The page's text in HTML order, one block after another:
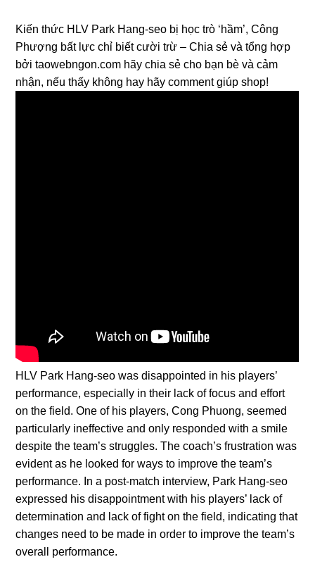
Kiến thức HLV Park Hang-seo bị học trò ‘hầm’, Công
Phượng bất lực chỉ biết cười trừ – Chia sẻ và tổng hợp
bởi taowebngon.com hãy chia sẻ cho bạn bè và cảm
nhận, nếu thấy không hay hãy comment giúp shop!
HLV Park Hang-seo was disappointed in his players’
performance, especially in their lack of focus and effort
on the field. One of his players, Cong Phuong, seemed
particularly ineffective and only responded with a smile
despite the team’s struggles. The coach’s frustration was
evident as he looked for ways to improve the team’s
performance. In a post-match interview, Park Hang-seo
expressed his disappointment with his players’ lack of
determination and lack of fight on the field, indicating that
changes need to be made in order to improve the team’s
overall performance.